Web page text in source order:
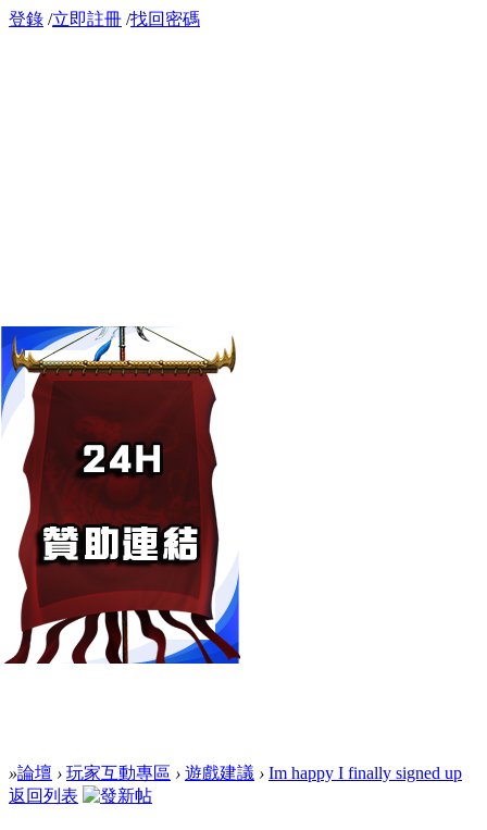
登錄 /立即註冊 /找回密碼
»論壇 › 玩家互動專區 › 遊戲建議 › Im happy I finally signed up
返回列表